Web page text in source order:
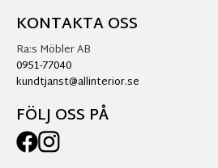
KONTAKTA OSS
Ra:s Möbler AB
0951-77040
kundtjanst@allinterior.se
FÖLJ OSS PÅ